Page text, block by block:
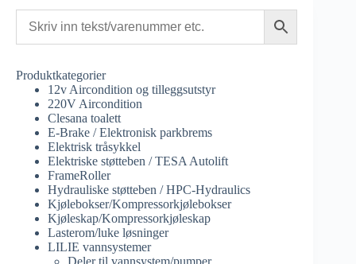
Produktkategorier
12v Aircondition og tilleggsutstyr
220V Aircondition
Clesana toalett
E-Brake / Elektronisk parkbrems
Elektrisk tråsykkel
Elektriske støtteben / TESA Autolift
FrameRoller
Hydrauliske støtteben / HPC-Hydraulics
Kjølebokser/Kompressorkjølebokser
Kjøleskap/Kompressorkjøleskap
Lasterom/luke løsninger
LILIE vannsystemer
Deler til vannsystem/pumper